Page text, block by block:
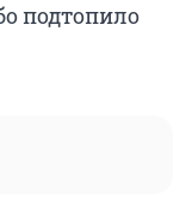
подтопило